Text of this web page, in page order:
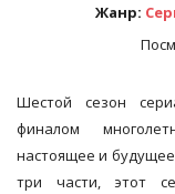
Жанр:
Шестой сезон
финалом
настоящее и
три части, этот